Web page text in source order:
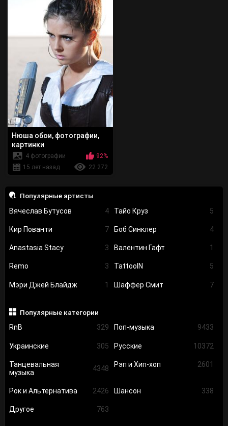
Популярные артисты
Вячеслав Бутусов
4 Тайо Круз 5
Кир Пованти 7 Боб Синклер 4
Anastasia Stacy 3 Валентин Гафт 1
Remo 3 TattooIN 5
Мэри Джей Блайдж 1 Шаффер Смит 7
Популярные категории
RnB
329 Поп-музыка 9433
Украинские 305 Русские 10372
Танцевальная
музыка
4348 Рэп и Хип-хоп 2601
Рок и Альтернатива 2426 Шансон 338
Другое 763
Нюша обои, фотографии,
картинки
4 фотографии
92%
15 лет назад
22 272